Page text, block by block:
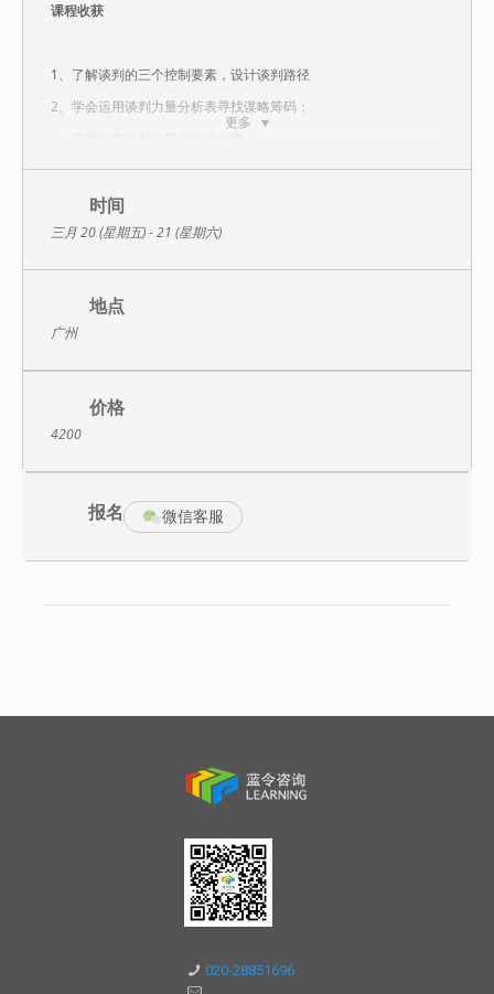
更多
课程收获
1、了解谈判的三个控制要素，设计谈判路径
2、学会运用谈判力量分析表寻找谋略筹码；
3、运用讨价还价的心理博弈，为自己争取最大的利益；
4、正确运用拓宽策略与逐项策略，促成合作，实现双赢。
课程收益
1、互动演练：极其注重实战研讨，讲师具备丰富的实战经验和点评
教学。讲课引导时间约占1/3; 互动演练约占1/3; 讨论点评时间约占
2、实战案例：现场每个小组自己设定一个包含谈判全过程的案例，
按照谈判步骤分阶段对自己的案例进行演练。采用现在进行时的销
困难，可直接建议销售报价、让步程度与步骤；
3、视频剖析：采用经典商务谈判案例情境录像，在课程不同阶段放
映并讨论相关内容，可彻底了解销售方和采购方的不同心态、立
场、话术和技巧。
的谈判思维模式，引出培训的意义
3、案例引导：甲乙双方的7种筹码
5、销售员如何在大客户面前不气短?如何营造自我价值优势?
6、视频情境案例剖析:谈判的力量分析与筹码转换
7、思考讨论:我方和对方的所有筹码，搭建自身团队的优势筹码库
1、正确理解销售谈判的双赢思维
时间
三月 20 (星期五) - 21 (星期六)
地点
广州
价格
4200
报名 微信客服
020-28851696